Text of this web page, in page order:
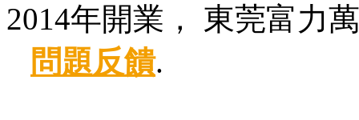
2014年開業， 東莞富力
問題反饋.